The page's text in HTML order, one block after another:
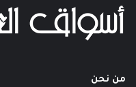
من نحن